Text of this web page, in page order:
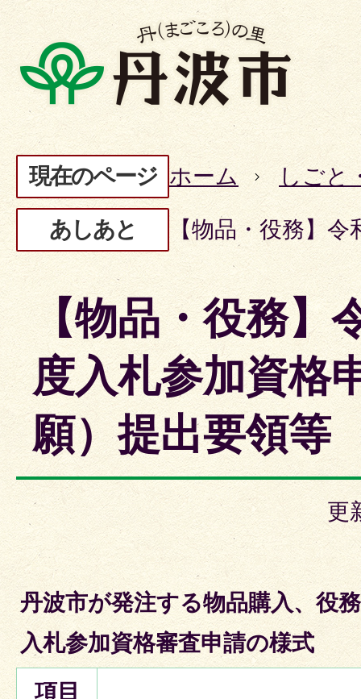
現在のページ ホーム しごと
あしあと 【物品・役務】
【物品・役務】
度入札参加資格
願）提出要領等
更
丹波市が発注する物品購入、役
入札参加資格審査申請の様式
項目